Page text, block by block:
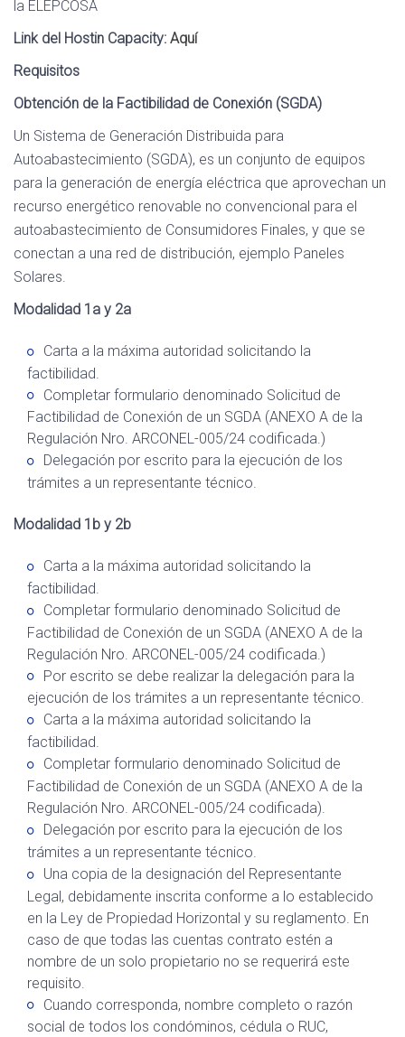
la ELEPCOSA
Link del Hostin Capacity: Aquí
Requisitos
Obtención de la Factibilidad de Conexión (SGDA)
Un Sistema de Generación Distribuida para
Autoabastecimiento (SGDA), es un conjunto de equipos
para la generación de energía eléctrica que aprovechan un
recurso energético renovable no convencional para el
autoabastecimiento de Consumidores Finales, y que se
conectan a una red de distribución, ejemplo Paneles
Solares.
Modalidad 1a y 2a
Carta a la máxima autoridad solicitando la
factibilidad.
Completar formulario denominado Solicitud de
Factibilidad de Conexión de un SGDA (ANEXO A de la
Regulación Nro. ARCONEL-005/24 codificada.)
Delegación por escrito para la ejecución de los
trámites a un representante técnico.
Modalidad 1b y 2b
Carta a la máxima autoridad solicitando la
factibilidad.
Completar formulario denominado Solicitud de
Factibilidad de Conexión de un SGDA (ANEXO A de la
Regulación Nro. ARCONEL-005/24 codificada.)
Por escrito se debe realizar la delegación para la
ejecución de los trámites a un representante técnico.
Carta a la máxima autoridad solicitando la
factibilidad.
Completar formulario denominado Solicitud de
Factibilidad de Conexión de un SGDA (ANEXO A de la
Regulación Nro. ARCONEL-005/24 codificada).
Delegación por escrito para la ejecución de los
trámites a un representante técnico.
Una copia de la designación del Representante
Legal, debidamente inscrita conforme a lo establecido
en la Ley de Propiedad Horizontal y su reglamento. En
caso de que todas las cuentas contrato estén a
nombre de un solo propietario no se requerirá este
requisito.
Cuando corresponda, nombre completo o razón
social de todos los condóminos, cédula o RUC,